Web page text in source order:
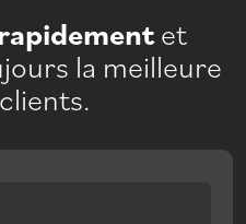
et
la meilleure